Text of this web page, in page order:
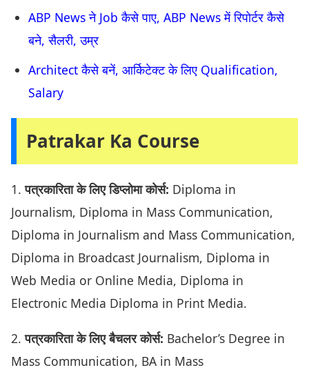
ABP News ने Job कैसे पाए, ABP News में रिपोर्टर कैसे
बने, सैलरी, उम्र
Architect कैसे बनें, आर्किटेक्ट के लिए Qualification,
Salary
Patrakar Ka Course
1.पत्रकारिता के लिए डिप्लोमा कोर्स: Diploma in
Journalism, Diploma in Mass Communication,
Diploma in Journalism and Mass Communication,
Diploma in Broadcast Journalism, Diploma in
Web Media or Online Media, Diploma in
Electronic Media Diploma in Print Media.
2.पत्रकारिता के लिए बैचलर कोर्स: Bachelor’s Degree in
Mass Communication, BA in Mass